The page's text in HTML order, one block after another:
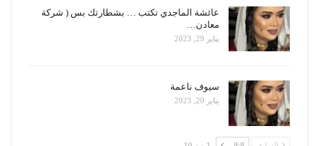
عائشة الماجدي تكتب … بشطارتك بس ( شركة
معادن…
يناير 29, 2023
سيوف ناعمة
يناير 20, 2023